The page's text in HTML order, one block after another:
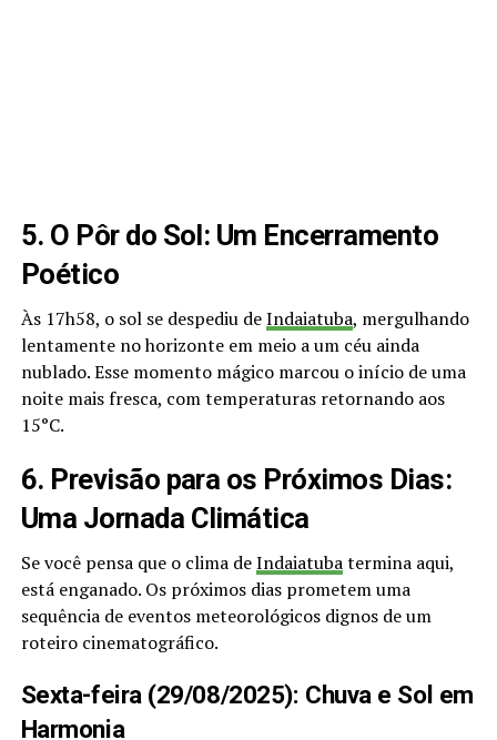
5. O Pôr do Sol: Um Encerramento
Poético
Às 17h58, o sol se despediu deIndaiatuba, mergulhando
lentamente no horizonte em meio a um céu ainda
nublado. Esse momento mágico marcou o início de uma
noite mais fresca, com temperaturas retornando aos
15°C.
6. Previsão para os Próximos Dias:
Uma Jornada Climática
Se você pensa que o clima deIndaiatubatermina aqui,
está enganado. Os próximos dias prometem uma
sequência de eventos meteorológicos dignos de um
roteiro cinematográfico.
Sexta-feira (29/08/2025): Chuva e Sol em
Harmonia